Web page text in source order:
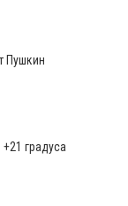
Пушкин
градуса